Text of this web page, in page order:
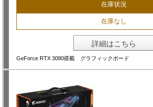
在庫状況
在庫なし
詳細はこちら
GeForce RTX 3080搭載 グラフィックボード